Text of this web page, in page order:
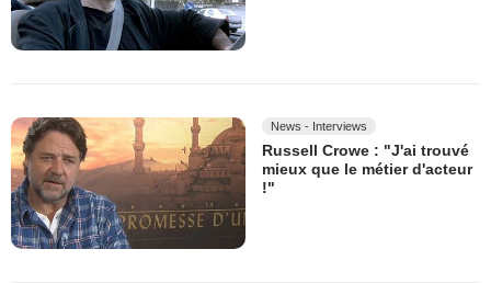
News - Interviews
Russell Crowe : "J'ai trouvé
mieux que le métier d'acteur
!"